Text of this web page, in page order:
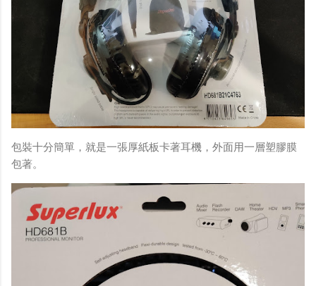
包裝十分簡單，就是一張厚紙板卡著耳機，外面用一層塑膠膜
包著。